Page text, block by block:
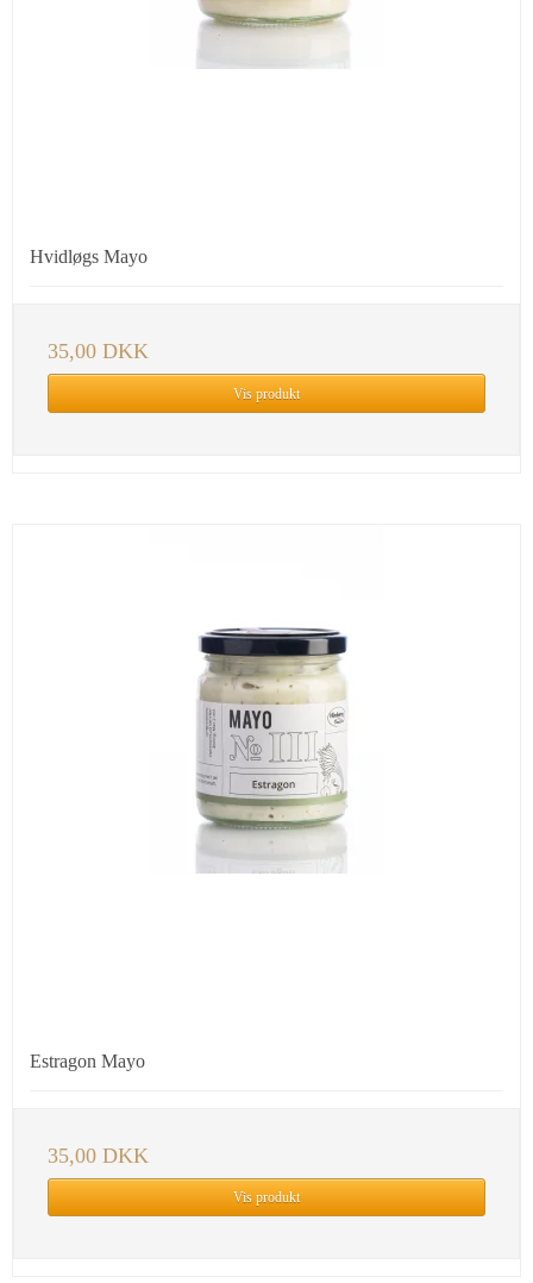
Hvidløgs Mayo
35,00 DKK
Vis produkt
Estragon Mayo
35,00 DKK
Vis produkt